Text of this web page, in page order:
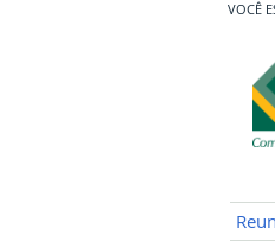
VOCÊ